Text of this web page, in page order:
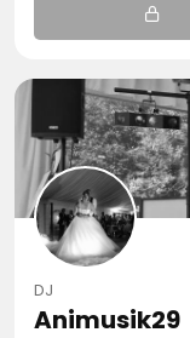
DJ
Animusik29